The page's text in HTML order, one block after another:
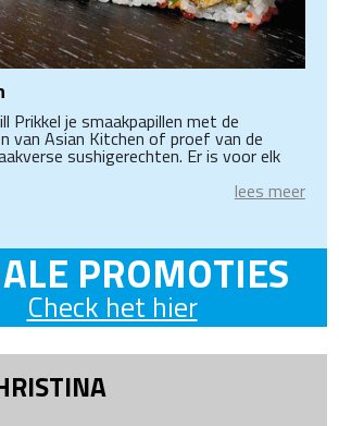
Prikkel je smaakpapillen met de
van Asian Kitchen of proef van de
sushigerechten. Er is voor elk
lees meer
PROMOTIES
Check het hier